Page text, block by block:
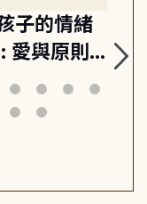
子的情緒
愛與原則,
養的安定
個行動練
關